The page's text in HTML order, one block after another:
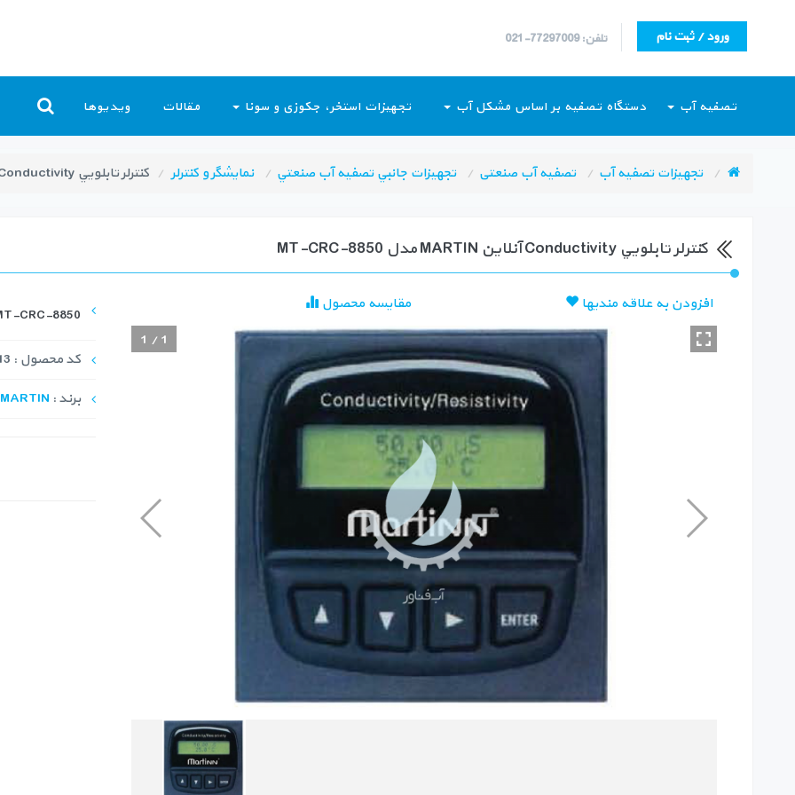
تلفن: 77297009-021 ورود / ثبت نام
تصفیه آب دستگاه تصفیه بر اساس مشکل آب تجهیزات استخر، جکوزی و سونا مقالات ویدیوها
تجهیزات تصفیه آب تصفیه آب صنعتی تجهيزات جانبي تصفيه آب صنعتي نمايشگر و كنترلر كنترلر تابلويي Conductivity آنلاين MARTIN مدل MT-CRC-8850
كنترلر تابلويي Conductivity آنلاين MARTIN مدل MT-CRC-8850
افزودن به علاقه مندیها
مقایسه محصول
1 /1
CRC-8850
کد محصول : WQI-1013
برند : MARTIN